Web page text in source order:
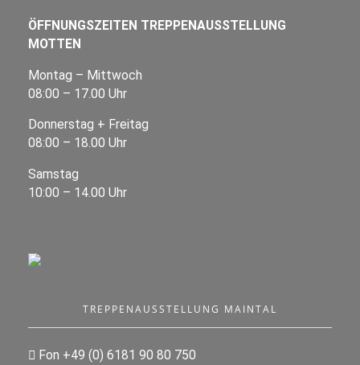
ÖFFNUNGSZEITEN TREPPENAUSSTELLUNG
MOTTEN
Montag – Mittwoch
08:00 – 17.00 Uhr
Donnerstag + Freitag
08:00 – 18.00 Uhr
Samstag
10:00 – 14.00 Uhr
TREPPENAUSSTELLUNG MAINTAL
Fon +49 (0) 6181 90 80 750